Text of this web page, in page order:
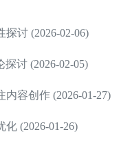
讨 (2026-02-06)
讨 (2026-02-05)
容创作 (2026-01-27)
(2026-01-26)